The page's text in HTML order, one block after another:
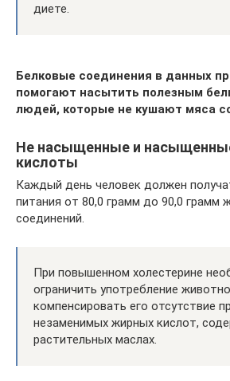
диете.
Белковые соединения в данных
помогают насытить полезным
людей, которые не кушают мяса
Не насыщенные и
кислоты
Каждый день человек должен
питания от 80,0 грамм до 90,0 грамм
соединений.
При повышенном холестерине
ограничить употребление
компенсировать его отсутствие
незаменимых жирных кислот,
растительных маслах.